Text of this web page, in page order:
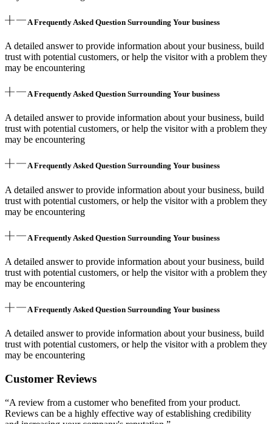
A Frequently Asked Question Surrounding Your business
A detailed answer to provide information about your business, build
trust with potential customers, or help the visitor with a problem they
may be encountering
A Frequently Asked Question Surrounding Your business
A detailed answer to provide information about your business, build
trust with potential customers, or help the visitor with a problem they
may be encountering
A Frequently Asked Question Surrounding Your business
A detailed answer to provide information about your business, build
trust with potential customers, or help the visitor with a problem they
may be encountering
A Frequently Asked Question Surrounding Your business
A detailed answer to provide information about your business, build
trust with potential customers, or help the visitor with a problem they
may be encountering
A Frequently Asked Question Surrounding Your business
A detailed answer to provide information about your business, build
trust with potential customers, or help the visitor with a problem they
may be encountering
Customer Reviews
“A review from a customer who benefited from your product.
Reviews can be a highly effective way of establishing credibility